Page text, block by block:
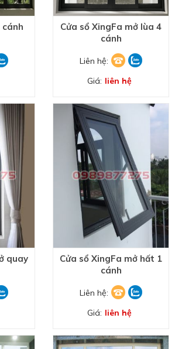
cánh
Cửa sổ XingFa mở lùa 4
cánh
Liên hệ:
Giá: liên hệ
quay
Cửa sổ XingFa mở hất 1
cánh
Liên hệ:
Giá: liên hệ